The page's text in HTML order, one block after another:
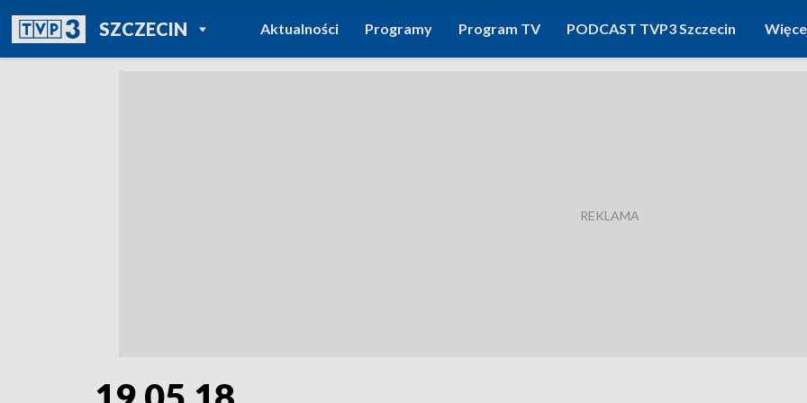
SZCZECINPOWRÓT DO
TVP REGIONY
Aktualności Programy Program TV PODCAST TVP3 Szczecin